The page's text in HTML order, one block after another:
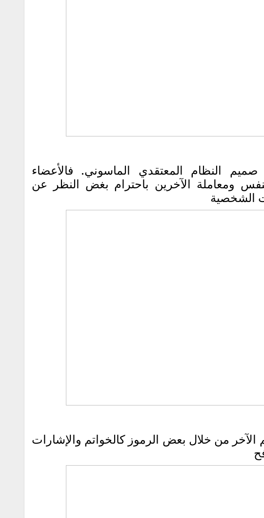
النظام المعتقدي الماسوني. فالأعضاء
ومعاملة الآخرين باحترام بغض النظر عن
الشخصية
الآخر من خلال بعض الرموز كالخواتم والإشارات